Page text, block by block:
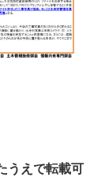
うえで転載可